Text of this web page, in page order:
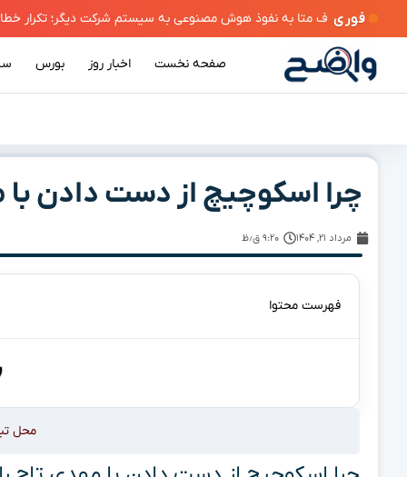
فوری
صفحه نخست اخبار روز بورس
چرا اسکوچیچ از دست دادن با
مرداد ۲۱, ۱۴۰۴ ۹:۲۰ ق٫ظ
فهرست محتوا
محل